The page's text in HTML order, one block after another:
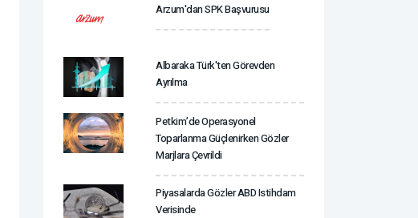
Arzum'dan SPK Başvurusu
Albaraka Türk'ten Görevden
Ayrılma
Petkim’de Operasyonel
Toparlanma Güçlenirken Gözler
Marjlara Çevrildi
Piyasalarda Gözler ABD Istihdam
Verisinde